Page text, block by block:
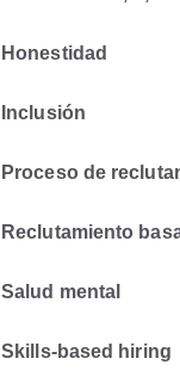
Honestidad
Inclusión
Proceso de
Reclutamiento
Salud mental
Skills-based hiring